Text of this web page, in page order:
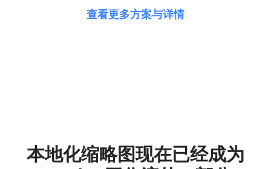
查看更多方案与详情
本地化缩略图现在已经成为